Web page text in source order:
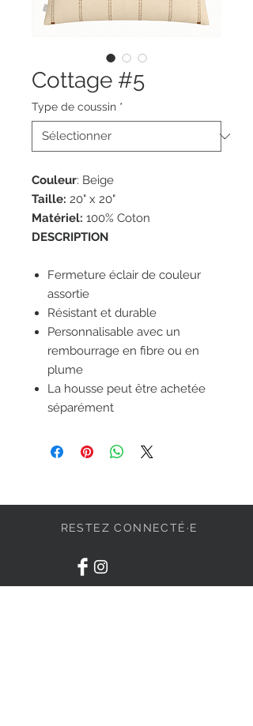
Cottage #5
Type de coussin *
Couleur: Beige
Taille: 20" x 20"
Matériel: 100% Coton
DESCRIPTION
Fermeture éclair de couleur
assortie
Résistant et durable
Personnalisable avec un
rembourrage en fibre ou en
plume
La housse peut être achetée
séparément
RESTEZ CONNECTÉ·E